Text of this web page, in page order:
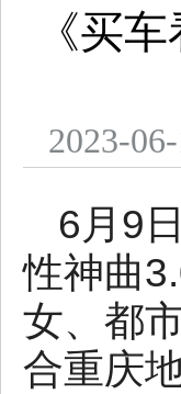
《买
2023-
6月9
性神曲
女、都
合重庆